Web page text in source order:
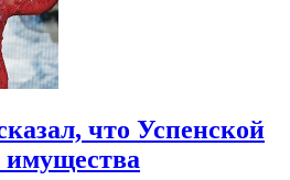
что Успенской
имущества